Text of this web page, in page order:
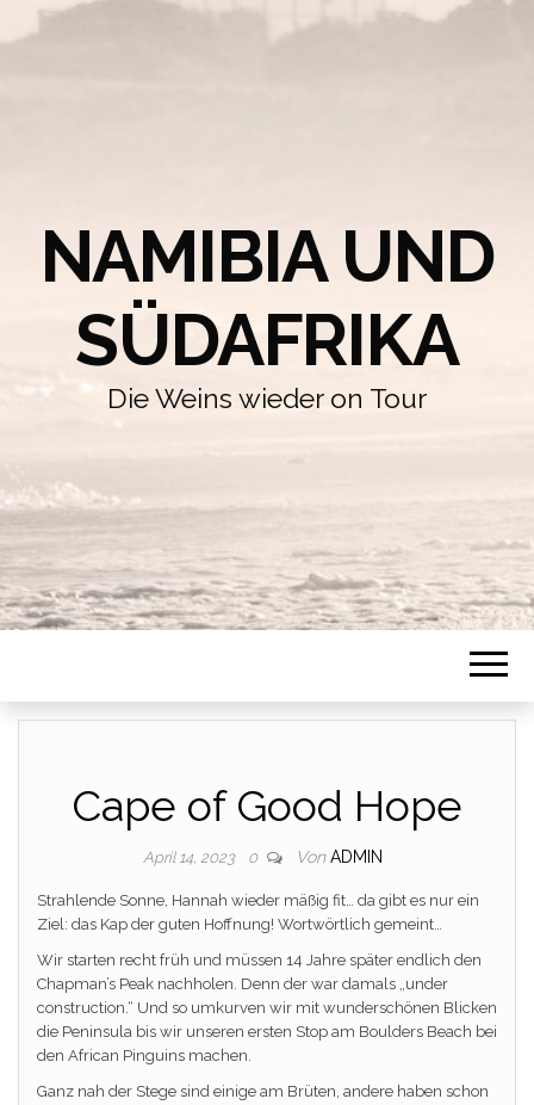
NAMIBIA UND
SÜDAFRIKA
Die Weins wieder on Tour
Cape of Good Hope
April 14, 2023 0 Von ADMIN
Strahlende Sonne, Hannah wieder mäßig fit… da gibt es nur ein
Ziel: das Kap der guten Hoffnung! Wortwörtlich gemeint…
Wir starten recht früh und müssen 14 Jahre später endlich den
Chapman’s Peak nachholen. Denn der war damals „under
construction.“ Und so umkurven wir mit wunderschönen Blicken
die Peninsula bis wir unseren ersten Stop am Boulders Beach bei
den African Pinguins machen.
Ganz nah der Stege sind einige am Brüten, andere haben schon